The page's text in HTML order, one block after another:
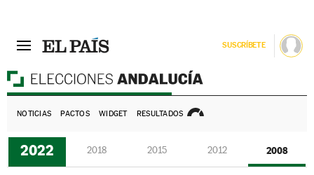
SUSCRÍBETE
NOTICIAS PACTOS WIDGET RESULTADOS
2022 2018 2015 2012 2008